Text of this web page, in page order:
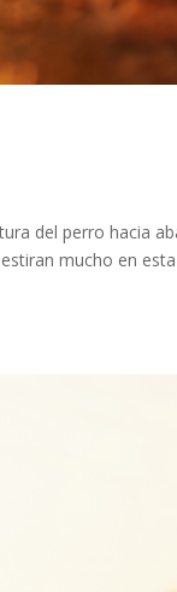
del perro hacia
mucho en esta